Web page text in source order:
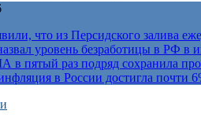
что из Персидского залива
уровень безработицы в РФ в
пятый раз подряд сохранила
в России достигла почти